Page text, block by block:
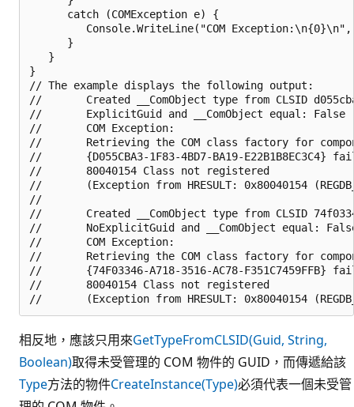
      catch (COMException e) {
Console.WriteLine("COM
      }
   }
}
// The example displays the following output:
//       Created __ComObject type from CLSID
//       ExplicitGuid and __ComObject equal: False
//       COM Exception:
//       Retrieving the COM class factory for
//       {D055CBA3-1F83-4BD7-BA19-
//       80040154 Class not registered
//       (Exception from HRESULT: 0x80040154
//
//       Created __ComObject type from CLSID
//       NoExplicitGuid and __ComObject equal:
//       COM Exception:
//       Retrieving the COM class factory for
//       {74F03346-A718-3516-AC78-
//       80040154 Class not registered
相反地，應該只用來GetTypeFromCLSID(Guid, String,
Boolean)取得未受管理的 COM 物件的 GUID，而傳遞給該
Type方法的物件CreateInstance(Type)必須代表一個未受管